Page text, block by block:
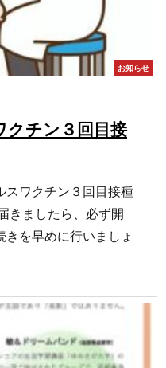
お知らせ
クチン３回目接
スワクチン３回目接種
きましたら、必ず開
を早めに行いましょ